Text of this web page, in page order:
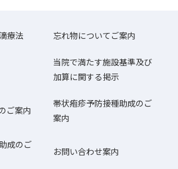
療法 忘れ物についてご案内
当院で満たす施設基準及び
加算に関する掲示
ご案内
帯状疱疹予防接種助成のご
案内
成のご
お問い合わせ案内